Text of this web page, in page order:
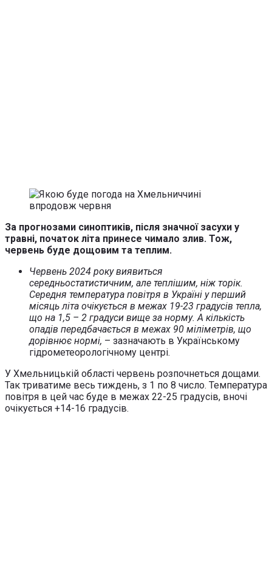
За прогнозами синоптиків, після значної засухи у
травні, початок літа принесе чимало злив. Тож,
червень буде дощовим та теплим.
Червень 2024 року виявиться
середньостатистичним, але теплішим, ніж торік.
Середня температура повітря в Україні у перший
місяць літа очікується в межах 19-23 градусів тепла,
що на 1,5 – 2 градуси вище за норму. А кількість
опадів передбачається в межах 90 міліметрів, що
дорівнює нормі, – зазначають в Українському
гідрометеорологічному центрі.
У Хмельницькій області червень розпочнеться дощами.
Так триватиме весь тиждень, з 1 по 8 число. Температура
повітря в цей час буде в межах 22-25 градусів, вночі
очікується +14-16 градусів.